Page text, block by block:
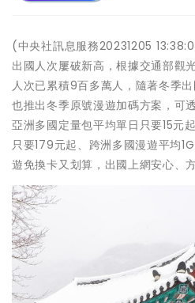
(中央社訊息服務20231205
出國人次屢破新高，根據交通部觀
人次已累積9百多萬人，隨著冬季
也推出冬季原號漫遊加碼方案，可
亞洲多國定量包平均單日只要15元
只要179元起、跨洲多國漫遊平均
遊免換卡又划算，出國上網安心、